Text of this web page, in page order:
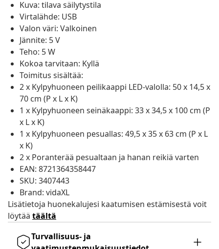
Kuva: tilava säilytystila
Virtalähde: USB
Valon väri: Valkoinen
Jännite: 5 V
Teho: 5 W
Kokoa tarvitaan: Kyllä
Toimitus sisältää:
2 x Kylpyhuoneen peilikaappi LED-valolla: 50 x 14,5 x
70 cm (P x L x K)
1 x Kylpyhuoneen seinäkaappi: 33 x 34,5 x 100 cm (P
x L x K)
1 x Kylpyhuoneen pesuallas: 49,5 x 35 x 63 cm (P x L
x K)
2 x Poranterää pesualtaan ja hanan reikiä varten
EAN: 8721364358447
SKU: 3407443
Brand: vidaXL
Lisätietoja huonekalujesi kaatumisen estämisestä voit
löytää täältä
Turvallisuus- ja